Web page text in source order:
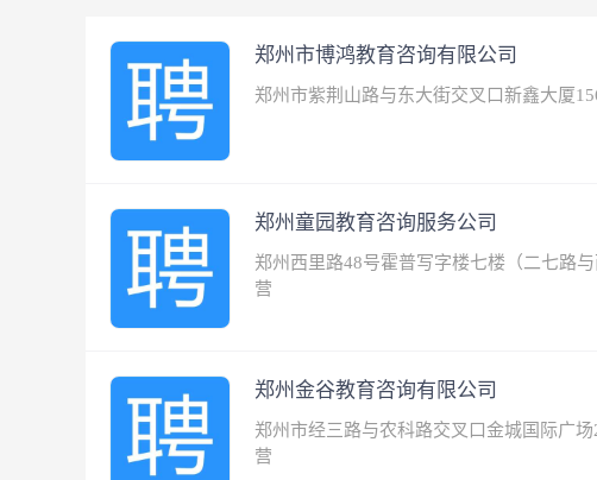
郑州市博鸿教育咨询有限公司
郑州市紫荆山路与东大街交叉口新鑫大厦
郑州童园教育咨询服务公司
郑州西里路48号霍普写字楼七楼（二七路与
营
郑州金谷教育咨询有限公司
郑州市经三路与农科路交叉口金城国际广场
营